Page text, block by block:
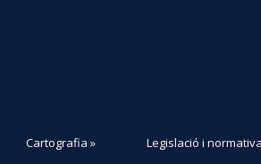
Cartografia » Legislació i normativa